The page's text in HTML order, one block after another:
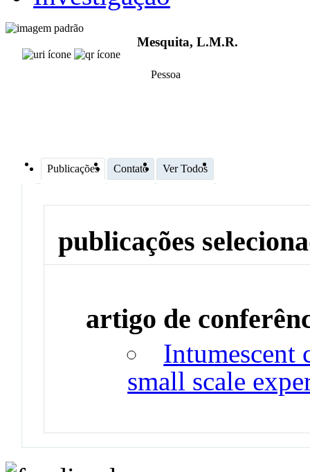
Mesquita, L.M.R.
Pessoa
Publicações Contato Ver Todos
publicações
artigo de
Intumescent
small scale